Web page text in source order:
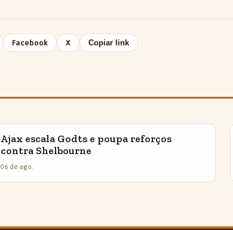
Facebook X Copiar link
INSIGHTS
Ajax escala Godts e poupa reforços
contra Shelbourne
06 de ago.